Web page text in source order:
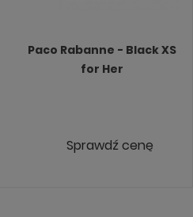
Paco Rabanne - Black XS
for Her
Sprawdź cenę